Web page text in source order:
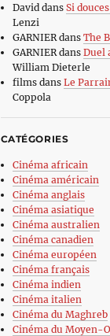
David dans Si
Lenzi
GARNIERdans The
GARNIERdans Duel
William Dieterle
filmsdans Le
Coppola
CATÉGORIES
Cinéma africain
Cinéma américain
Cinéma anglais
Cinéma asiatique
Cinéma australien
Cinéma canadien
Cinéma européen
Cinéma français
Cinéma indien
Cinéma italien
Cinéma du Maghreb
Cinéma du Moyen-